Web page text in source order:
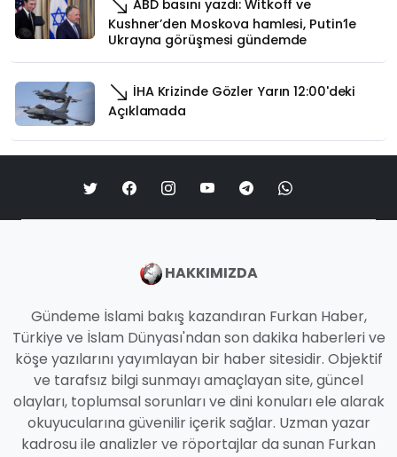
ABD basını yazdı: Witkoff ve
Kushner’den Moskova hamlesi, Putin’le
Ukrayna görüşmesi gündemde
İHA Krizinde Gözler Yarın 12:00'deki
Açıklamada
HAKKIMIZDA
Gündeme İslami bakış kazandıran Furkan Haber,
Türkiye ve İslam Dünyası'ndan son dakika haberleri ve
köşe yazılarını yayımlayan bir haber sitesidir. Objektif
ve tarafsız bilgi sunmayı amaçlayan site, güncel
olayları, toplumsal sorunları ve dini konuları ele alarak
okuyucularına güvenilir içerik sağlar. Uzman yazar
kadrosu ile analizler ve röportajlar da sunan Furkan